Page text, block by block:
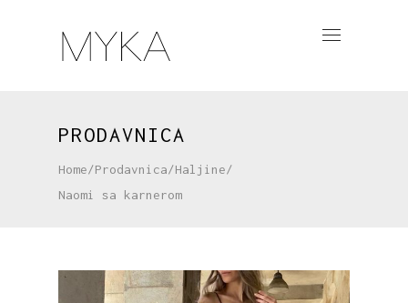
PRODAVNICA
Home/Prodavnica/Haljine/
Naomi sa karnerom